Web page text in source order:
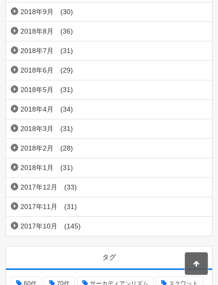
2018年9月 (30)
2018年8月 (36)
2018年7月 (31)
2018年6月 (29)
2018年5月 (31)
2018年4月 (34)
2018年3月 (31)
2018年2月 (28)
2018年1月 (31)
2017年12月 (33)
2017年11月 (31)
2017年10月 (145)
タグ
60代 70代 サーカディアンリズム スクワット